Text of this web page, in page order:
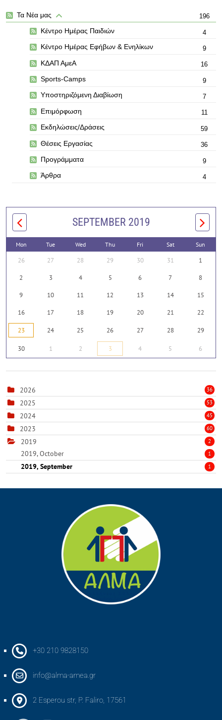
Τα Νέα μας 196
Κέντρο Ημέρας Παιδιών 4
Κέντρο Ημέρας Εφήβων & Ενηλίκων 9
ΚΔΑΠ ΑμεΑ 16
Sports-Camps 9
Υποστηριζόμενη Διαβίωση 7
Επιμόρφωση 11
Εκδηλώσεις/Δράσεις 59
Θέσεις Εργασίας 36
Προγράμματα 9
Άρθρα 4
SEPTEMBER 2019
Mon Tue Wed Thu Fri Sat Sun
26 27 28 29 30 31 1
2 3 4 5 6 7 8
9 10 11 12 13 14 15
16 17 18 19 20 21 22
23 24 25 26 27 28 29
30 1 2 3 4 5 6
2026 36
2025 53
2024 45
2023 60
2019 2
2019, October 1
2019, September 1
+30 210 9828150
info@alma-amea.gr
2 Esperou str, P. Faliro, 17561